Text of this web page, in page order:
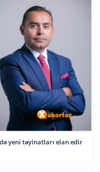
yeni təyinatları elan edir